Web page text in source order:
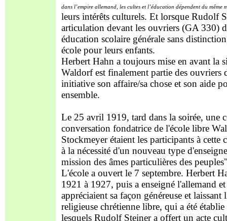
dans l’empire allemand, les cultes et l’éducation dépendent du même
leurs intérêts culturels. Et lorsque Rudolf
articulation devant les ouvriers (GA 330)
éducation scolaire générale sans
école pour leurs enfants.
Herbert Hahn a toujours mise en avant
Waldorf est finalement partie des
initiative son affaire/sa chose et son aide
ensemble.
Le 25 avril 1919, tard dans la soirée, une
conversation fondatrice de l'école libre
Stockmeyer étaient les participants à
à la nécessité d'un nouveau type
mission des âmes particulières des
L'école a ouvert le 7 septembre. Herbert
1921 à 1927, puis a enseigné l'allemand
appréciaient sa façon généreuse et
religieuse chrétienne libre, qui a été
lesquels Rudolf Steiner a offert un acte